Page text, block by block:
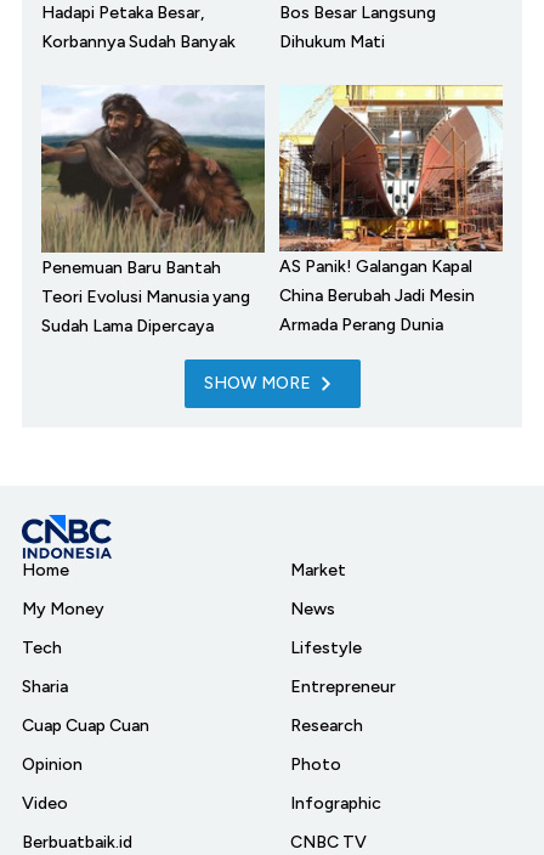
Hadapi Petaka Besar,
Korbannya Sudah Banyak
Bos Besar Langsung
Dihukum Mati
Penemuan Baru Bantah
Teori Evolusi Manusia yang
Sudah Lama Dipercaya
AS Panik! Galangan Kapal
China Berubah Jadi Mesin
Armada Perang Dunia
SHOW MORE
Home
My Money
Tech
Sharia
Cuap Cuap Cuan
Opinion
Video
Berbuatbaik.id
Market
News
Lifestyle
Entrepreneur
Research
Photo
Infographic
CNBC TV